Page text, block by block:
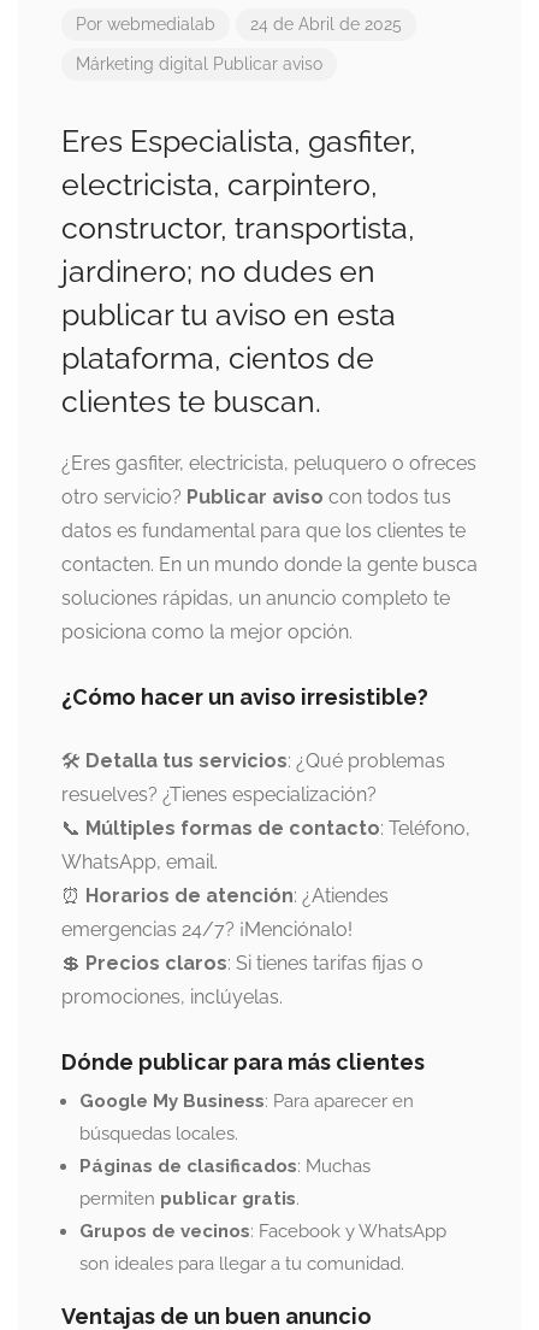
Por webmedialab 24 de Abril de 2025
Márketing digital Publicar aviso
Eres Especialista, gasfiter,
electricista, carpintero,
constructor, transportista,
jardinero; no dudes en
publicar tu aviso en esta
plataforma, cientos de
clientes te buscan.
¿Eres gasfiter, electricista, peluquero o ofreces
otro servicio? Publicar aviso con todos tus
datos es fundamental para que los clientes te
contacten. En un mundo donde la gente busca
soluciones rápidas, un anuncio completo te
posiciona como la mejor opción.
¿Cómo hacer un aviso irresistible?
🛠 Detalla tus servicios: ¿Qué problemas
resuelves? ¿Tienes especialización?
📞 Múltiples formas de contacto: Teléfono,
WhatsApp, email.
⏰ Horarios de atención: ¿Atiendes
emergencias 24/7? ¡Menciónalo!
💲 Precios claros: Si tienes tarifas fijas o
promociones, inclúyelas.
Dónde publicar para más clientes
Google My Business: Para aparecer en
búsquedas locales.
Páginas de clasificados: Muchas
permiten publicar gratis.
Grupos de vecinos: Facebook y WhatsApp
son ideales para llegar a tu comunidad.
Ventajas de un buen anuncio